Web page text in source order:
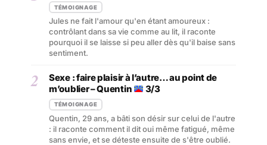
TÉMOIGNAGE
Jules ne fait l'amour qu'en étant amoureux :
contrôlant dans sa vie comme au lit, il raconte
pourquoi il se laisse si peu aller dès qu'il baise sans
sentiment.
2
Sexe : faire plaisir à l’autre… au point de
m’oublier – Quentin
3/3
TÉMOIGNAGE
Quentin, 29 ans, a bâti son désir sur celui de l'autre
: il raconte comment il dit oui même fatigué, même
sans envie, et se déteste ensuite de s'être oublié.